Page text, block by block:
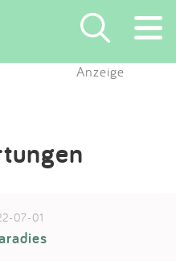
Anzeige
07-01